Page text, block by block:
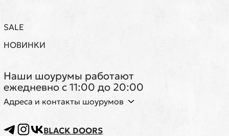
SALE
НОВИНКИ
Наши шоурумы работают
ежедневно с 11:00 до 20:00
Адреса и контакты шоурумов
BLACK DOORS